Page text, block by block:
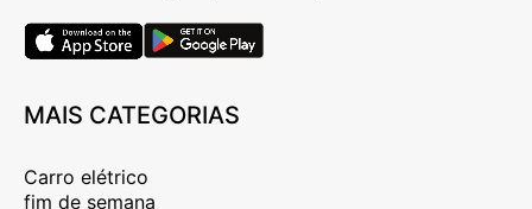
MAIS CATEGORIAS
Carro elétrico
fim de semana